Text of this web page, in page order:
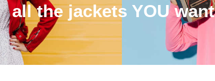
all the jackets YOU want